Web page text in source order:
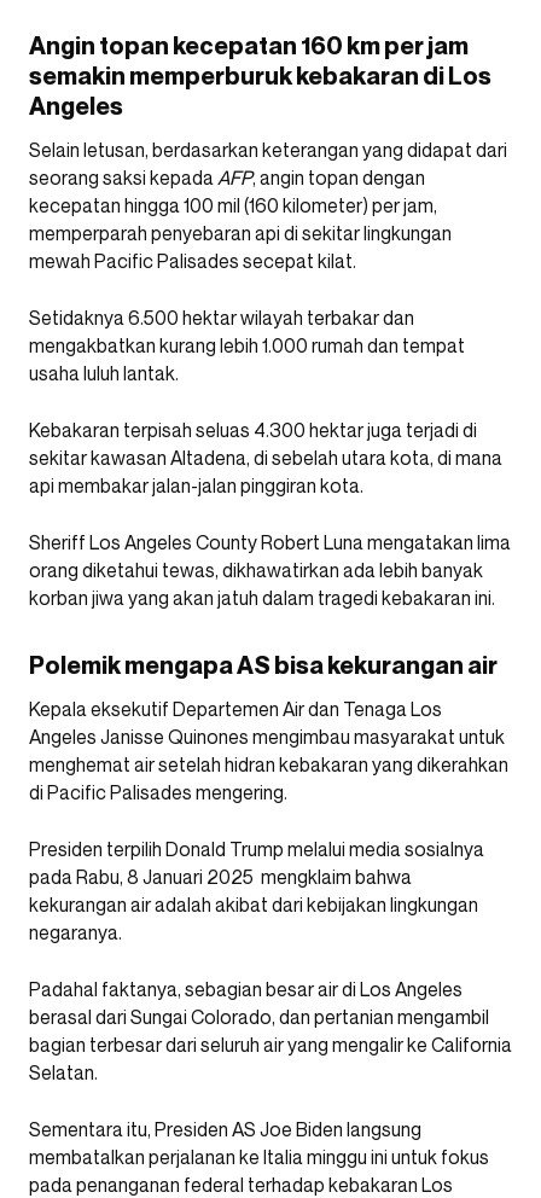
Angin topan kecepatan 160 km per jam
semakin memperburuk kebakaran di Los
Angeles
Selain letusan, berdasarkan keterangan yang didapat dari
seorang saksi kepada AFP, angin topan dengan
kecepatan hingga 100 mil (160 kilometer) per jam,
memperparah penyebaran api di sekitar lingkungan
mewah Pacific Palisades secepat kilat.
Setidaknya 6.500 hektar wilayah terbakar dan
mengakbatkan kurang lebih 1.000 rumah dan tempat
usaha luluh lantak.
Kebakaran terpisah seluas 4.300 hektar juga terjadi di
sekitar kawasan Altadena, di sebelah utara kota, di mana
api membakar jalan-jalan pinggiran kota.
Sheriff Los Angeles County Robert Luna mengatakan lima
orang diketahui tewas, dikhawatirkan ada lebih banyak
korban jiwa yang akan jatuh dalam tragedi kebakaran ini.
Polemik mengapa AS bisa kekurangan air
Kepala eksekutif Departemen Air dan Tenaga Los
Angeles Janisse Quinones mengimbau masyarakat untuk
menghemat air setelah hidran kebakaran yang dikerahkan
di Pacific Palisades mengering.
Presiden terpilih Donald Trump melalui media sosialnya
pada Rabu, 8 Januari 2025 mengklaim bahwa
kekurangan air adalah akibat dari kebijakan lingkungan
negaranya.
Padahal faktanya, sebagian besar air di Los Angeles
berasal dari Sungai Colorado, dan pertanian mengambil
bagian terbesar dari seluruh air yang mengalir ke California
Selatan.
Sementara itu, Presiden AS Joe Biden langsung
membatalkan perjalanan ke Italia minggu ini untuk fokus
pada penanganan federal terhadap kebakaran Los